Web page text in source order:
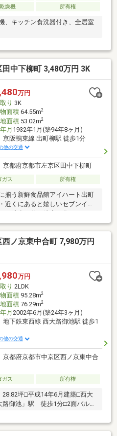
燥機 所有権
、キッチン食洗器付き、全居室
中下柳町 3,480万円 3K
万円
り 3K
面積64.55m2
面積53.02m2
月 1932年1月(築94年8ヶ月)
京阪鴨東線 出町柳駅 徒歩1分
他の交通
京都府京都市左京区田中下柳町
ガス 所有権
揃う新鮮食品館アイハート出町
近くにあると嬉しいセブンイレ
は夜９時半まで営業中！・京都
１分・世界文化遺産『下鴨神
▽ 住宅ローンや諸経費等どんな
寧にご説明させていただきます
ノ京東中合町 7,980万円
万円
り 2LDK
面積95.28m2
面積76.29m2
月 2002年6月(築24年3ヶ月)
地下鉄東西線 西大路御池駅 徒歩1
他の交通
京都府京都市中京区西ノ京東中合
ガス 所有権
坪□平成14年6月建築□西大
路御池」駅 徒歩1分□2面バルコ